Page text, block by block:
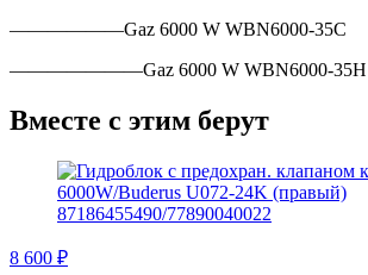
——————Gaz 6000 W WBN6000-35C
———————Gaz 6000 W WBN6000-35H
Вместе с этим берут
8 600 ₽